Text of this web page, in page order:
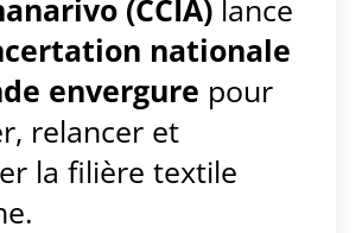
(CCIA) lance
nationale
envergure pour
relancer et
la filière textile